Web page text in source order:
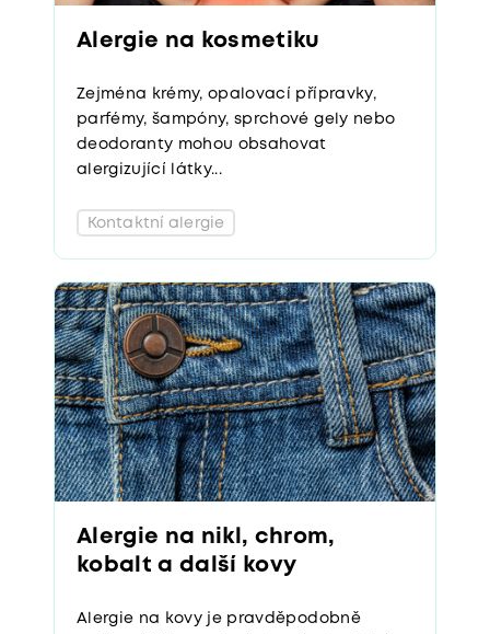
Alergie na kosmetiku
Zejména krémy, opalovací přípravky,
parfémy, šampóny, sprchové gely nebo
deodoranty mohou obsahovat
alergizující látky...
Kontaktní alergie
Alergie na nikl, chrom,
kobalt a další kovy
Alergie na kovy je pravděpodobně